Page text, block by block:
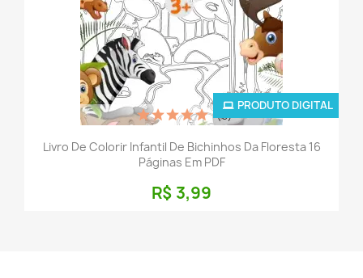
Livro De Colorir Infantil De Bichinhos Da Floresta 16
Páginas Em PDF
R$ 3,99
(6)
PRODUTO DIGITAL